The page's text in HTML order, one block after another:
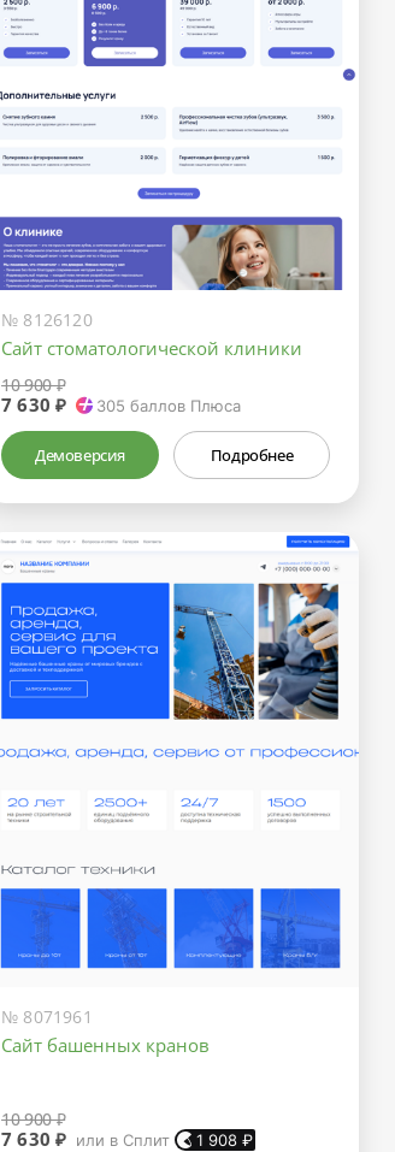
№ 8126120
Сайт стоматологической клиники
10 900 ₽
7 630 ₽ 305 баллов Плюса
Демоверсия Подробнее
№ 8071961
Сайт башенных кранов
10 900 ₽
7 630 ₽ или в Сплит 1 908 ₽